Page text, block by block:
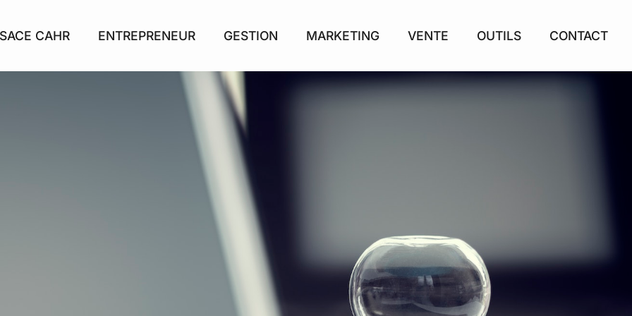
CAHR ENTREPRENEUR GESTION MARKETING VENTE OUTILS CONTACT